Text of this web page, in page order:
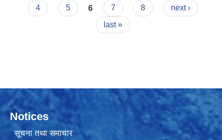
4
5 6 7 8
next ›
last »
Notices
सूचना तथा समाचार